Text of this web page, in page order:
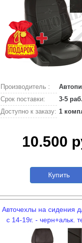
Производитель :
Срок поставки:
3-5
Доступно к заказу: 1
10.500
Купить
Авточехлы на сидения
с 14-19г. - черн+альк.